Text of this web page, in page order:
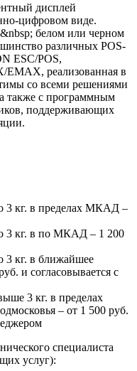
дисплей
цифровом виде.
белом или черном
различных POS-
ESC/POS,
реализованная в
со всеми решениями
с программным
поддерживающих
3 кг. в пределах МКАД –
3 кг. в по МКАД – 1 200
3 кг. в ближайшее
и согласовывается с
3 кг. в пределах
– от 1 500 руб.
специалиста
услуг):